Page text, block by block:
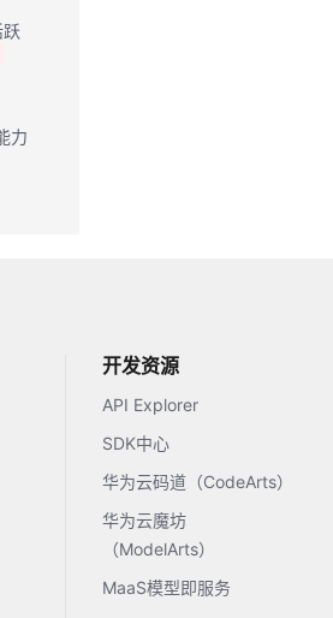
开发资源
API Explorer
SDK中心
华为云码道（CodeArts）
华为云魔坊
（ModelArts）
MaaS模型即服务